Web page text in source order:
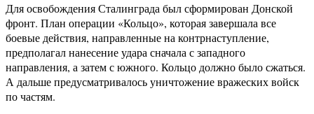
Для освобождения Сталинграда был сформирован Донской
фронт. План операции «Кольцо», которая завершала все
боевые действия, направленные на контрнаступление,
предполагал нанесение удара сначала с западного
направления, а затем с южного. Кольцо должно было сжаться.
А дальше предусматривалось уничтожение вражеских войск
по частям.